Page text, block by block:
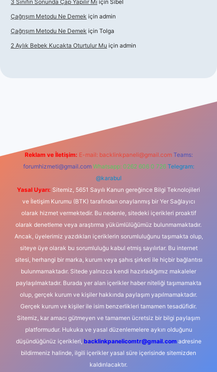
3 Sınıfın Sonunda Çap Yapılır Mı için Sibel
Çağrışım Metodu Ne Demek için admin
Çağrışım Metodu Ne Demek için Tolga
2 Aylık Bebek Kucakta Oturtulur Mu için admin
Reklam ve İletişim: E-mail: backlinkpaneli@gmail.com Teams:
forumhizmeti@gmail.com Whatsapp: 0262 606 0 726 Telegram:
@karabul
Yasal Uyarı: Sitemiz, 5651 Sayılı Kanun gereğince Bilgi Teknolojileri
ve İletişim Kurumu (BTK) tarafından onaylanmış bir Yer Sağlayıcı
olarak hizmet vermektedir. Bu nedenle, sitedeki içerikleri proaktif
olarak denetleme veya araştırma yükümlülüğümüz bulunmamaktadır.
Ancak, üyelerimiz yazdıkları içeriklerin sorumluluğunu taşımakta olup,
siteye üye olarak bu sorumluluğu kabul etmiş sayılırlar. Bu internet
sitesi, herhangi bir marka, kurum veya şahıs şirketi ile hiçbir bağlantısı
bulunmamaktadır. Sitede yalnızca kendi hazırladığımız makaleler
paylaşılmaktadır. Burada yer alan içerikler haber niteliği taşımamakta
olup, gerçek kurum ve kişiler hakkında paylaşım yapılmamaktadır.
Gerçek kurum ve kişiler ile isim benzerlikleri tamamen tesadüfidir.
Sitemiz, kar amacı gütmeyen ve tamamen ücretsiz bir bilgi paylaşım
platformudur. Hukuka ve yasal düzenlemelere aykırı olduğunu
düşündüğünüz içerikleri, backlinkpanelicomtr@gmail.comadresine
bildirmeniz halinde, ilgili içerikler yasal süre içerisinde sitemizden
kaldırılacaktır.